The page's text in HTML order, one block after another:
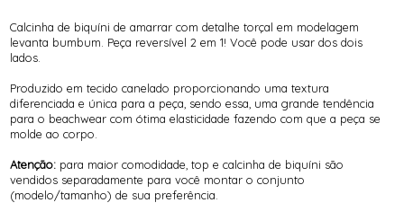
Calcinha de biquíni de amarrar com detalhe torçal em modelagem
levanta bumbum. Peça reversível 2 em 1! Você pode usar dos dois
lados.
Produzido em tecido canelado proporcionando uma textura
diferenciada e única para a peça, sendo essa, uma grande tendência
para o beachwear com ótima elasticidade fazendo com que a peça se
molde ao corpo.
Atenção: para maior comodidade, top e calcinha de biquíni são
vendidos separadamente para você montar o conjunto
(modelo/tamanho) de sua preferência.